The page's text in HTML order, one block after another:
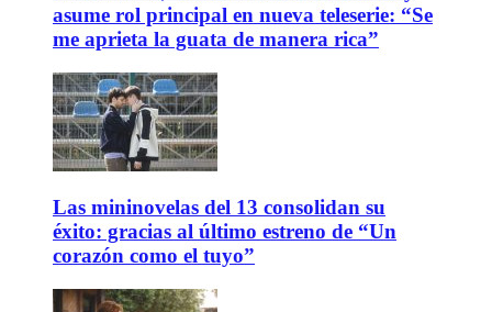
asume rol principal en nueva teleserie: “Se
me aprieta la guata de manera rica”
Las mininovelas del 13 consolidan su
éxito: gracias al último estreno de “Un
corazón como el tuyo”